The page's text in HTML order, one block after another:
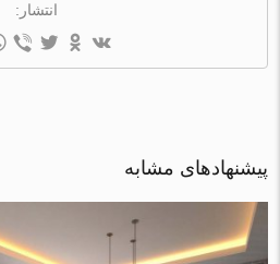
انتشار:
پیشنهادهای مشابه